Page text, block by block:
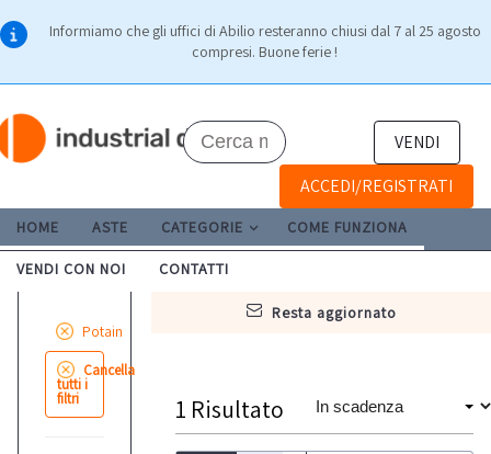
Informiamo che gli uffici di Abilio resteranno chiusi dal 7 al 25 agosto
compresi. Buone ferie !
VENDI
ACCEDI/REGISTRATI
HOME ASTE CATEGORIE COME FUNZIONA
VENDI CON NOI CONTATTI
resta aggiornato
Potain
Cancella
tutti i
filtri 1 Risultato